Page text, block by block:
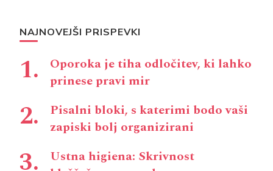
NAJNOVEJŠI PRISPEVKI
Oporoka je tiha odločitev, ki lahko
prinese pravi mir
Pisalni bloki, s katerimi bodo vaši
zapiski bolj organizirani
Ustna higiena: Skrivnost